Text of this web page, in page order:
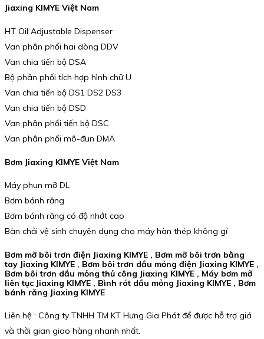
Jiaxing KIMYE Việt Nam
HT Oil Adjustable Dispenser
Van phân phối hai dòng DDV
Van chia tiến bộ DSA
Bộ phân phối tích hợp hình chữ U
Van chia tiến bộ DS1 DS2 DS3
Van chia tiến bộ DSD
Van phân phối tiến bộ DSC
Van phân phối mô-đun DMA
Bơm Jiaxing KIMYE Việt Nam
Máy phun mỡ DL
Bơm bánh răng
Bơm bánh răng có độ nhớt cao
Bàn chải vệ sinh chuyên dụng cho máy hàn thép không gỉ
Bơm mỡ bôi trơn điện Jiaxing KIMYE , Bơm mỡ bôi trơn bằng
tay Jiaxing KIMYE , Bơm bôi trơn dầu mỏng điện Jiaxing KIMYE ,
Bơm bôi trơn dầu mỏng thủ công Jiaxing KIMYE , Máy bơm mỡ
liên tục Jiaxing KIMYE , Bình rót dầu mỏng Jiaxing KIMYE , Bơm
bánh răng Jiaxing KIMYE
Liên hệ : Công ty TNHH TM KT Hưng Gia Phát để được hỗ trợ giá
và thời gian giao hàng nhanh nhất.